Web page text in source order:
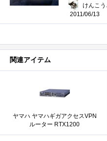
けんこ
2011/06/13
関連アイテム
ヤマハ ヤマハギガアクセスVPN
ルーター RTX1200